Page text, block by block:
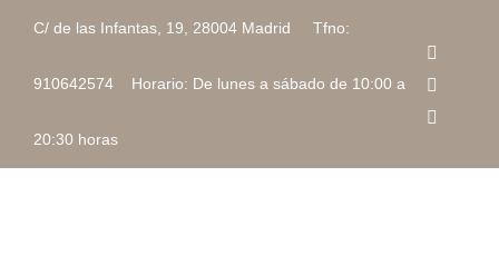
contenido
C/ de las Infantas, 19, 28004 Madrid Tfno:
910642574 Horario: De lunes a sábado de 10:00 a
20:30 horas